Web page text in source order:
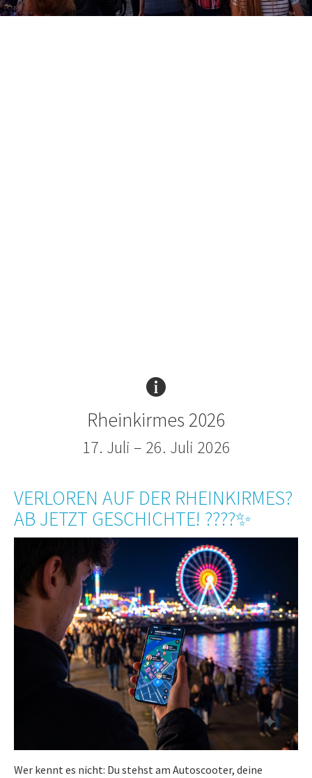
Rheinkirmes 2026
17. Juli – 26. Juli 2026
VERLOREN AUF DER RHEINKIRMES?
AB JETZT GESCHICHTE! ????✨
Wer kennt es nicht: Du stehst am Autoscooter, deine